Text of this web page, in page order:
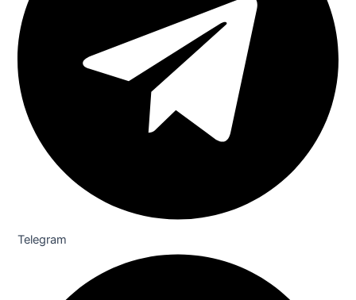
Telegram